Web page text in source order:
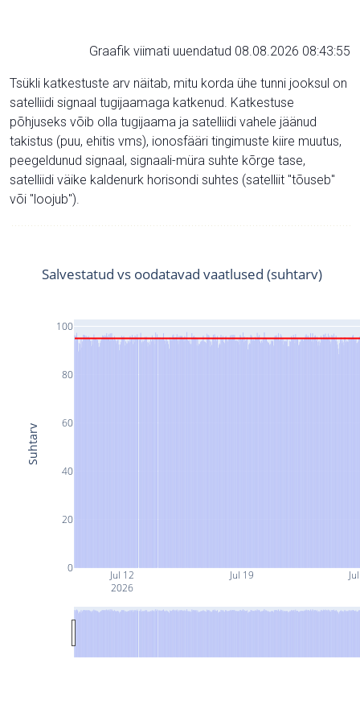
Graafik viimati uuendatud 08.08.2026 08:43:55
Tsükli katkestuste arv näitab, mitu korda ühe tunni jooksul on
satelliidi signaal tugijaamaga katkenud. Katkestuse
põhjuseks võib olla tugijaama ja satelliidi vahele jäänud
takistus (puu, ehitis vms), ionosfääri tingimuste kiire muutus,
peegeldunud signaal, signaali-müra suhte kõrge tase,
satelliidi väike kaldenurk horisondi suhtes (satelliit "tõuseb"
või "loojub").
Jul 12
2026
Jul 19
0
20
40
60
80
100
Salvestatud vs oodatavad vaatlused (suhtarv)
Suhtarv